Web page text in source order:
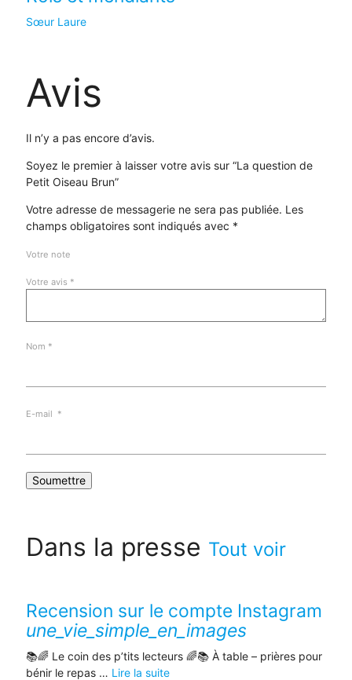
Sœur Laure
Avis
Il n’y a pas encore d’avis.
Soyez le premier à laisser votre avis sur “La question de
Petit Oiseau Brun”
Votre adresse de messagerie ne sera pas publiée. Les
champs obligatoires sont indiqués avec *
Votre note
Votre avis *
Nom *
E-mail *
Dans la presse Tout voir
Recension sur le compte Instagram
une_vie_simple_en_images
📚🌈 Le coin des p’tits lecteurs 🌈📚 À table – prières pour
bénir le repas … Lire la suite